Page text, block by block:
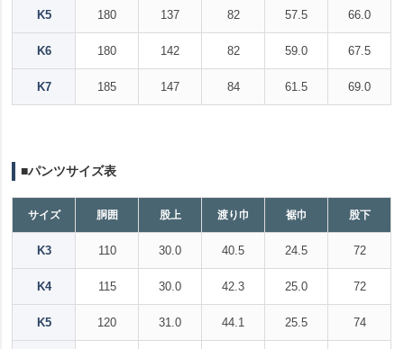
K5 180 137 82 57.5 66.0
K6 180 142 82 59.0 67.5
K7 185 147 84 61.5 69.0
■パンツサイズ表
サイズ 胴囲 股上 渡り巾 裾巾 股下
K3 110 30.0 40.5 24.5 72
K4 115 30.0 42.3 25.0 72
K5 120 31.0 44.1 25.5 74